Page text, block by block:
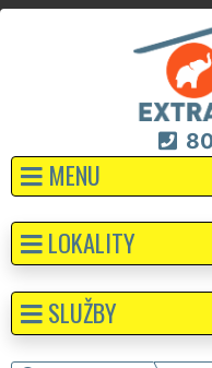
MENU
LOKALITY
SLUŽBY